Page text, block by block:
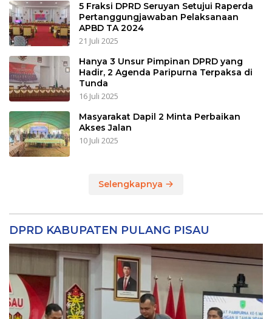
5 Fraksi DPRD Seruyan Setujui Raperda
Pertanggungjawaban Pelaksanaan
APBD TA 2024
21 Juli 2025
Hanya 3 Unsur Pimpinan DPRD yang
Hadir, 2 Agenda Paripurna Terpaksa di
Tunda
16 Juli 2025
Masyarakat Dapil 2 Minta Perbaikan
Akses Jalan
10 Juli 2025
Selengkapnya
DPRD KABUPATEN PULANG PISAU